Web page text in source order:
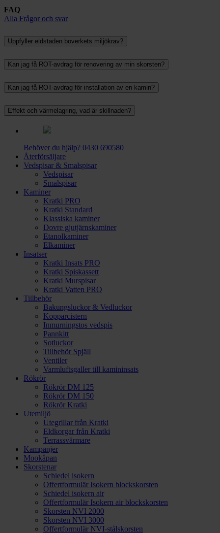
FAQ
Alla Frågor och svar
Uppfyller eldstaden boverkets miljökrav?
Kan jag få ROT-avdrag för renovering av min skorsten?
Kan jag få ROT-avdrag för installation av en kamin?
Effekt och värmelagring, vad är skillnaden?
Behöver du hjälp? 0430 690580
Återförsäljare
Vedspisar & Smalspisar
Vedspisar
Smalspisar
Kaminer
Kratki PRO
Kratki Standard
Klassiska kaminer
Dovre gjutjärnskaminer
Etanolkaminer
Elkaminer
Insatser
Kratki Insats PRO
Kratki Spiskassett
Kratki Murspisar
Kratki Vatten PRO
Tillbehör
Bakungsluckor & Vedluckor
Kopparcistern
Inmurningstos vedspis
Pannkitt
Sotluckor
Tillbehör Spjäll
Ventiler
Varmluftsgaller till kamininsats
Rökrör
Rökrör DM 125
Rökrör DM 150
Rökrör Kratki
Utemiljö
Utegrillar från Kratki
Eldkorgar från Kratki
Terrassvärmare
Kampanjer
Mookåpan
Skorstenar
Schiedel isokern
Offertformulär Isokern blockskorsten
Schiedel isokern air
Offertformulär Isokern air blockskorsten
Skorsten NVI 2000
Skorsten NVI 3000
Offertformulär NVI-stålskorsten